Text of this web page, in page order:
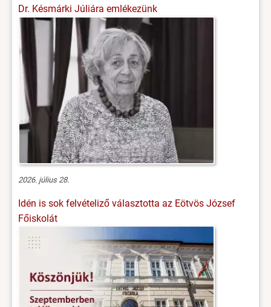
Dr. Késmárki Júliára emlékezünk
2026. július 28.
Idén is sok felvételiző választotta az Eötvös József
Főiskolát